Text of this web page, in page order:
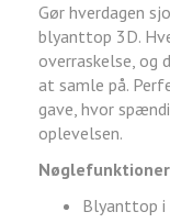
Gør hverdagen
blyanttop 3D.
overraskelse, og
at samle på.
gave, hvor
oplevelsen.
Blyanttop